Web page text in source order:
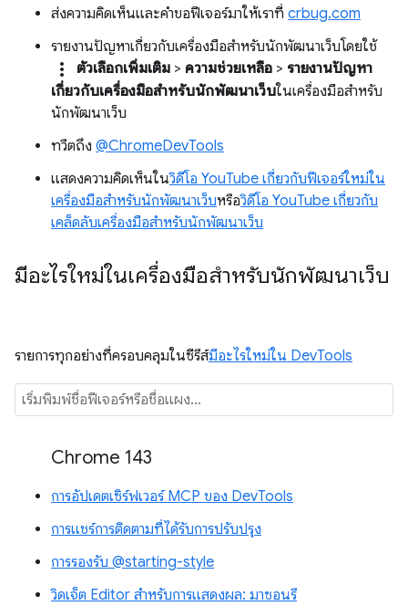
ส่งความคิดเห็นและคำขอฟีเจอร์มาให้เราที่ crbug.com
รายงานปัญหาเกี่ยวกับเครื่องมือสำหรับนักพัฒนาเว็บโดยใช้
more_vert ตัวเลือกเพิ่มเติม > ความช่วยเหลือ > รายงานปัญหา
เกี่ยวกับเครื่องมือสำหรับนักพัฒนาเว็บในเครื่องมือสำหรับ
นักพัฒนาเว็บ
ทวีตถึง @ChromeDevTools
แสดงความคิดเห็นในวิดีโอ YouTube เกี่ยวกับฟีเจอร์ใหม่ใน
เครื่องมือสำหรับนักพัฒนาเว็บหรือวิดีโอ YouTube เกี่ยวกับ
เคล็ดลับเครื่องมือสำหรับนักพัฒนาเว็บ
มีอะไรใหม่ในเครื่องมือสำหรับนักพัฒนาเว็บ
รายการทุกอย่างที่ครอบคลุมในซีรีส์มีอะไรใหม่ใน DevTools
Chrome 143
การอัปเดตเซิร์ฟเวอร์ MCP ของ DevTools
การแชร์การติดตามที่ได้รับการปรับปรุง
การรองรับ @starting-style
วิดเจ็ต Editor สำหรับการแสดงผล: มาซอนรี